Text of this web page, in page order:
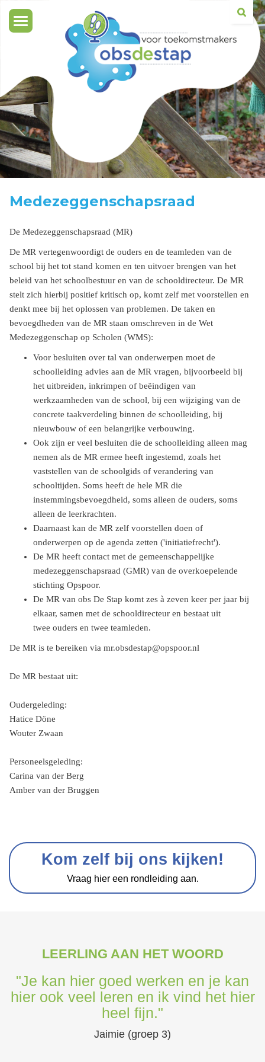
Toggle
Medezeggenschapsraad
De Medezeggenschapsraad (MR)
De MR vertegenwoordigt de ouders en de teamleden van de
school bij het tot stand komen en ten uitvoer brengen van het
beleid van het schoolbestuur en van de schooldirecteur. De MR
stelt zich hierbij positief kritisch op, komt zelf met voorstellen en
denkt mee bij het oplossen van problemen. De taken en
bevoegdheden van de MR staan omschreven in de Wet
Medezeggenschap op Scholen (WMS):
Voor besluiten over tal van onderwerpen moet de
schoolleiding advies aan de MR vragen, bijvoorbeeld bij
het uitbreiden, inkrimpen of beëindigen van
werkzaamheden van de school, bij een wijziging van de
concrete taakverdeling binnen de schoolleiding, bij
nieuwbouw of een belangrijke verbouwing.
Ook zijn er veel besluiten die de schoolleiding alleen mag
nemen als de MR ermee heeft ingestemd, zoals het
vaststellen van de schoolgids of verandering van
schooltijden. Soms heeft de hele MR die
instemmingsbevoegdheid, soms alleen de ouders, soms
alleen de leerkrachten.
Daarnaast kan de MR zelf voorstellen doen of
onderwerpen op de agenda zetten ('initiatiefrecht').
De MR heeft contact met de gemeenschappelijke
medezeggenschapsraad (GMR) van de overkoepelende
stichting Opspoor.
De MR van obs De Stap komt zes à zeven keer per jaar bij
elkaar, samen met de schooldirecteur en bestaat uit
twee ouders en twee teamleden.
De MR is te bereiken via mr.obsdestap@opspoor.nl
De MR bestaat uit:
Oudergeleding:
Hatice Döne
Wouter Zwaan
Personeelsgeleding:
Carina van der Berg
Amber van der Bruggen
Kom zelf bij ons kijken!
Vraag hier een rondleiding aan.
LEERLING AAN HET WOORD
"Je kan hier goed werken en je kan
hier ook veel leren en ik vind het hier
heel fijn."
Jaimie (groep 3)